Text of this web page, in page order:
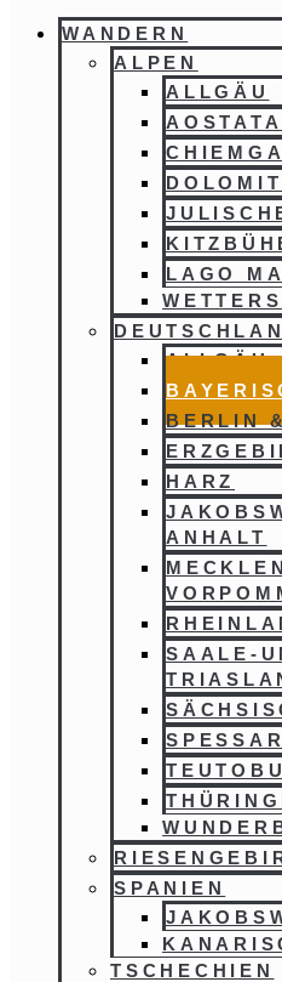
WANDERN
ALPEN
ALLGÄU
LAGO
ALLGÄU
BERLIN
HARZ
ANHALT
SAALE-
SPANIEN
TSCHECHIEN